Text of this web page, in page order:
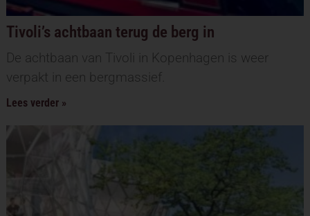
Tivoli’s achtbaan terug de berg in
De achtbaan van Tivoli in Kopenhagen is weer
verpakt in een bergmassief.
Lees verder »